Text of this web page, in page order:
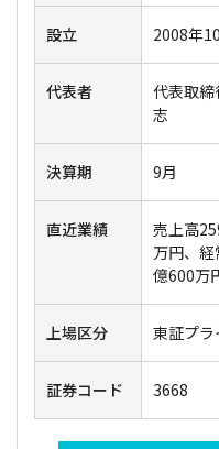
設立 2008年
代表者
代表取締
志
決算期 9月
直近業績
売上高
万円、
億600万
上場区分 東証プラ
証券コード 3668